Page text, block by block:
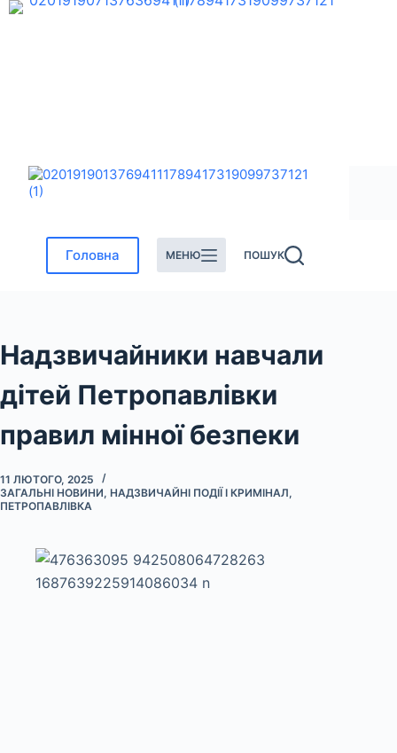
Перейти
Головна МЕНЮ ПОШУК
Надзвичайники навчали
дітей Петропавлівки
правил мінної безпеки
11 ЛЮТОГО, 2025
ЗАГАЛЬНІ НОВИНИ, НАДЗВИЧАЙНІ ПОДІЇ І КРИМІНАЛ,
ПЕТРОПАВЛІВКА